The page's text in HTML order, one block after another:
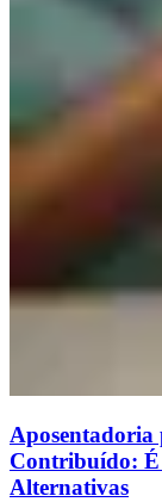
Aposentadoria
Contribuído: É
Alternativas